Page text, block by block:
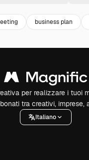
business plan
per realizzare i tuoi
tra creativi, imprese,
Italiano